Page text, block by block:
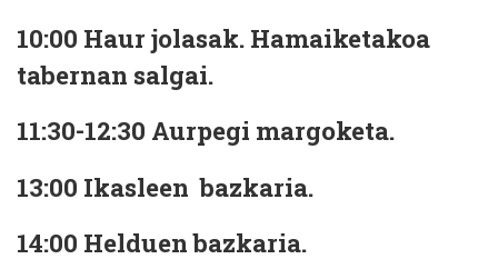
10:00 Haur jolasak. Hamaiketakoa
tabernan salgai.
11:30-12:30 Aurpegi margoketa.
13:00 Ikasleen bazkaria.
14:00 Helduen bazkaria.